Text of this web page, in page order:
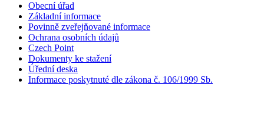
Obecní úřad
Základní informace
Povinně zveřejňované informace
Ochrana osobních údajů
Czech Point
Dokumenty ke stažení
Úřední deska
Informace poskytnuté dle zákona č. 106/1999 Sb.